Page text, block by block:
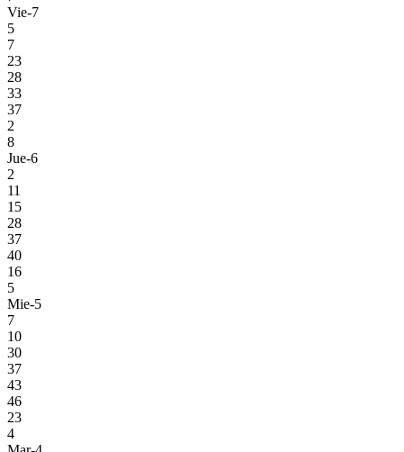
Vie-7
5
7
23
28
33
37
2
8
Jue-6
2
11
15
28
37
40
16
5
Mie-5
7
10
30
37
43
46
23
4